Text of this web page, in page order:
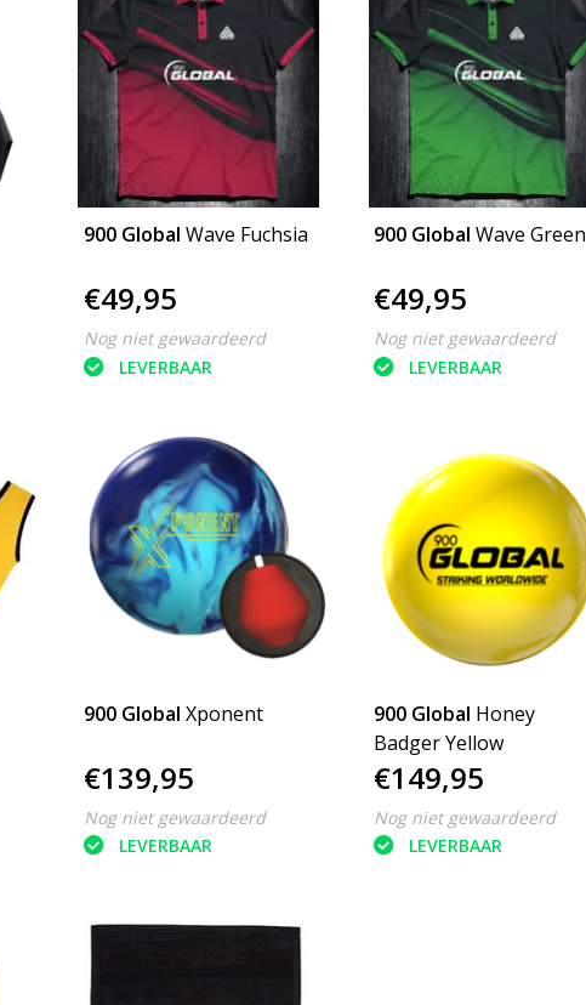
900 Global Wave Fuchsia
€49,95
Nog niet gewaardeerd
LEVERBAAR
900 Global Wave Green
€49,95
Nog niet gewaardeerd
LEVERBAAR
900 Global Xponent
€139,95
Nog niet gewaardeerd
LEVERBAAR
900 Global Honey
Badger Yellow
€149,95
Nog niet gewaardeerd
LEVERBAAR